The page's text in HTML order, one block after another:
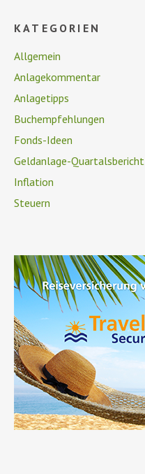
KATEGORIEN
Allgemein
Anlagekommentar
Anlagetipps
Buchempfehlungen
Fonds-Ideen
Geldanlage-Quartalsbericht
Inflation
Steuern